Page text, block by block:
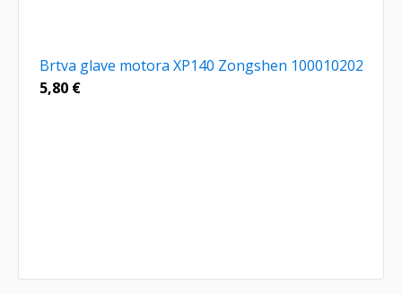
Brtva glave motora XP140 Zongshen 100010202
5,80 €